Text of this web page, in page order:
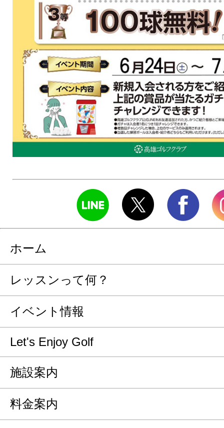
ホーム
レッスンって何？
イベント情報
Let's Enjoy Golf
施設案内
料金案内